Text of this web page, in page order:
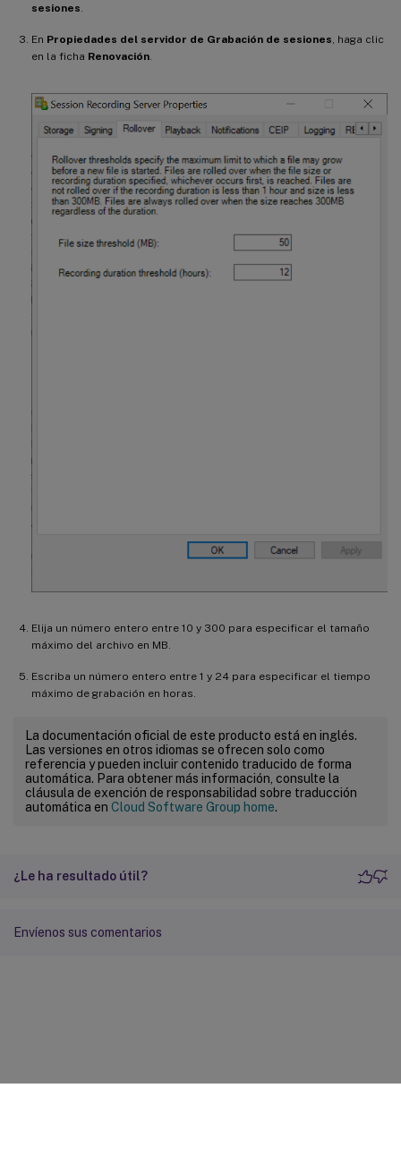
sesiones
En Propiedades del servidor de Grabación de sesiones , haga clic
en la ficha Renovación
Elija un número entero entre 10 y 300 para especificar el tamaño
máximo del archivo en MB.
Escriba un número entero entre 1 y 24 para especificar el tiempo
máximo de grabación en horas.
La documentación oficial de este producto está en inglés.
Las versiones en otros idiomas se ofrecen solo como
referencia y pueden incluir contenido traducido de forma
automática. Para obtener más información, consulte la
cláusula de exención de responsabilidad sobre traducción
automática en Cloud Software Group home.
¿Le ha resultado útil?
Envíenos sus comentarios